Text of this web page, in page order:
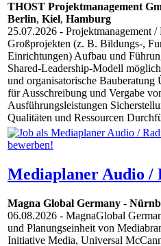
THOST Projektmanagement
Berlin, Kiel, Hamburg
25.07.2026 - Projektmanagement
Großprojekten (z. B. Bildungs-,
Einrichtungen) Aufbau und
Shared-Leadership-Modell
und organisatorische Bauberatung
für Ausschreibung und Vergabe
Ausführungsleistungen
Qualitäten und Ressourcen
Mediaplaner Audio /
Magna Global Germany -
06.08.2026 - MagnaGlobal
und Planungseinheit von
Initiative Media, Universal